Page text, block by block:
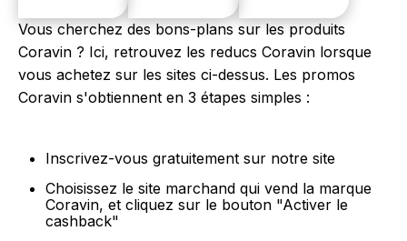
Vous cherchez des bons-plans sur les produits
Coravin ? Ici, retrouvez les reducs Coravin lorsque
vous achetez sur les sites ci-dessus. Les promos
Coravin s'obtiennent en 3 étapes simples :
Inscrivez-vous gratuitement sur notre site
Choisissez le site marchand qui vend la marque
Coravin, et cliquez sur le bouton "Activer le
cashback"